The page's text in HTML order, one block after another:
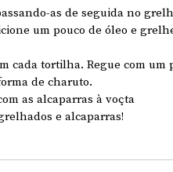
as de seguida no
um pouco de óleo e
cada tortilha. Regue com um
de charuto.
as alcaparras à voçta
e alcaparras!